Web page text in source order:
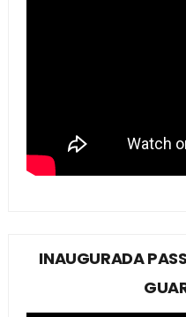
INAUGURADA